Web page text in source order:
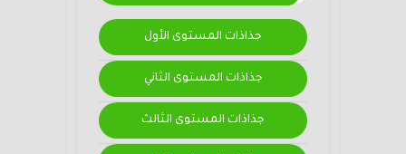
جذاذات المستوى الأول
جذاذات المستوى الثاني
جذاذات المستوى الثالث